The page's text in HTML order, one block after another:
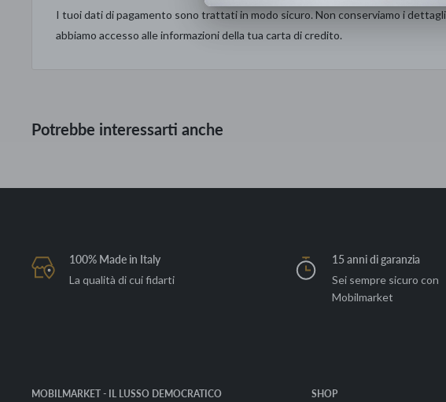
I tuoi dati di pagamento sono trattati in modo sicuro. Non conserviamo i
abbiamo accesso alle informazioni della tua carta di credito.
Potrebbe interessarti anche
100% Made in Italy
La qualità di cui fidarti
15 anni di garanzia
Sei sempre sicuro con
Mobilmarket
MOBILMARKET - IL LUSSO DEMOCRATICO
SHOP